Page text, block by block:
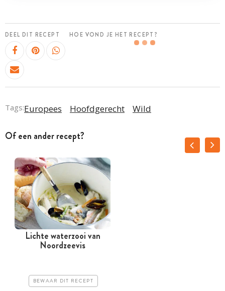
DEEL DIT RECEPT HOE VOND JE HET RECEPT?
Tags:Europees Hoofdgerecht Wild
Of een ander recept?
Lichte waterzooi van
Noordzeevis
BEWAAR DIT RECEPT